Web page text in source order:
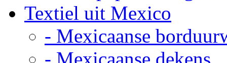
Textiel uit Mexico
- Mexicaanse
- Mexicaanse dekens